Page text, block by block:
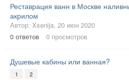
Реставрация ванн в Москве
акрилом
Автор: Xsenija, 20 июн 2020
0 ответов 0 просмотров
Душевые кабины или ванная?
1 2